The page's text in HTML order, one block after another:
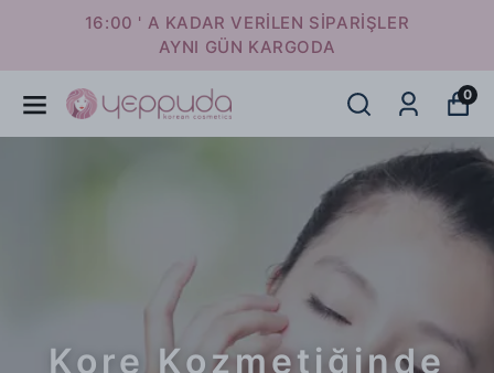
16:00 ' A KADAR VERİLEN SİPARİŞLER
AYNI GÜN KARGODA
0
Kore Kozmetiğinde